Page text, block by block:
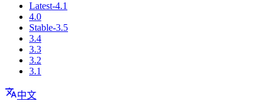
Latest-4.1
4.0
Stable-3.5
3.4
3.3
3.2
3.1
中文